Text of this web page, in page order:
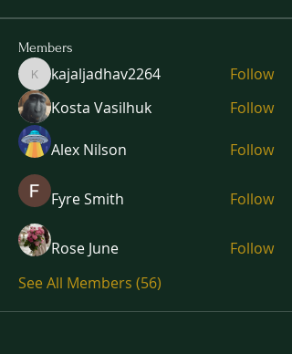
Members
kajaljadhav2264
kajaljadhav2264
Follow
Kosta Vasilhuk
Follow
Alex Nilson Follow
Fyre Smith Follow
Rose June
Follow
See All Members (56)